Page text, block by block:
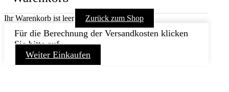
Ihr Warenkorb ist leer Zurück zum Shop
Für die Berechnung der Versandkosten klicken
Sie bitte auf
Weiter Einkaufen